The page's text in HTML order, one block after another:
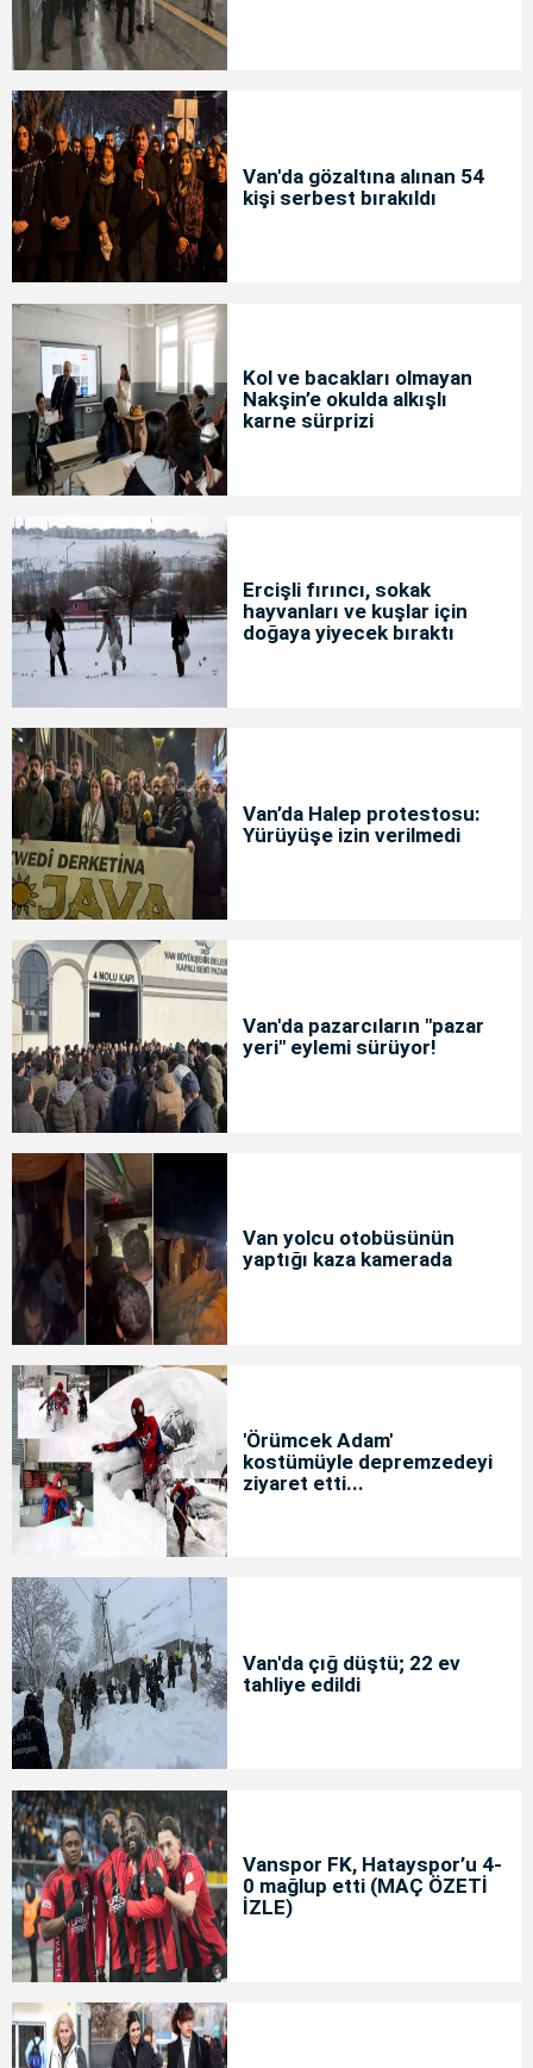
Van'da gözaltına alınan 54
kişi serbest bırakıldı
Kol ve bacakları olmayan
Nakşin’e okulda alkışlı
karne sürprizi
Ercişli fırıncı, sokak
hayvanları ve kuşlar için
doğaya yiyecek bıraktı
Van’da Halep protestosu:
Yürüyüşe izin verilmedi
Van'da pazarcıların "pazar
yeri" eylemi sürüyor!
Van yolcu otobüsünün
yaptığı kaza kamerada
'Örümcek Adam'
kostümüyle depremzedeyi
ziyaret etti...
Van'da çığ düştü; 22 ev
tahliye edildi
Vanspor FK, Hatayspor’u 4-
0 mağlup etti (MAÇ ÖZETİ
İZLE)